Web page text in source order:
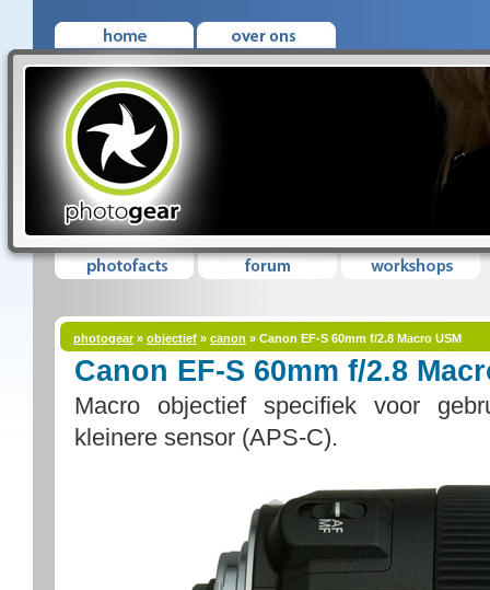
photogear» objectief » canon » Canon EF-S 60mm f/2.8 Macro USM
Canon EF-S 60mm f/2.8
Macro objectief specifiek voor
kleinere sensor (APS-C).